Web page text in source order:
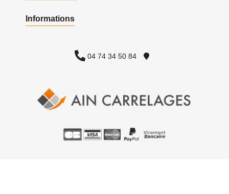
Informations
04 74 34 50 84